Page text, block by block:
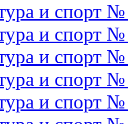
и спорт
и спорт
и спорт
и спорт
и спорт